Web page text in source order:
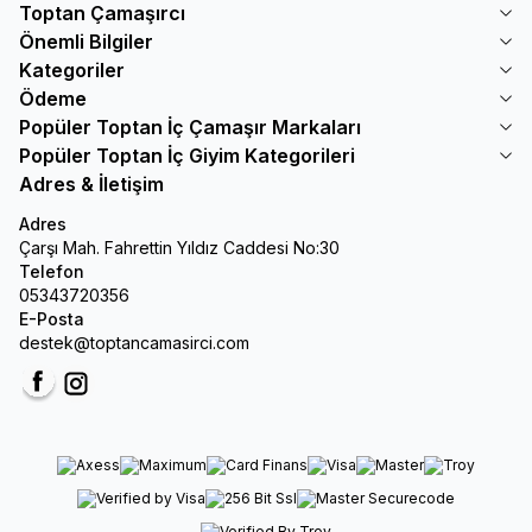
Toptan Çamaşırcı
Önemli Bilgiler
Kategoriler
Ödeme
Popüler Toptan İç Çamaşır Markaları
Popüler Toptan İç Giyim Kategorileri
Adres & İletişim
Adres
Çarşı Mah. Fahrettin Yıldız Caddesi No:30
Telefon
05343720356
E-Posta
destek@toptancamasirci.com
FacebookInstagram